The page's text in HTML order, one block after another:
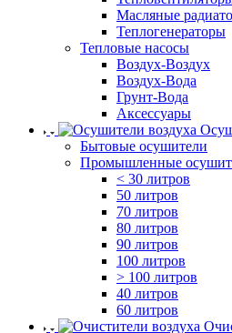
Масляные
Теплогенераторы
Тепловые насосы
Воздух-Воздух
Воздух-Вода
Грунт-Вода
Аксессуары
Бытовые осушители
Промышленные
< 30 литров
50 литров
70 литров
80 литров
90 литров
100 литров
> 100 литров
40 литров
60 литров